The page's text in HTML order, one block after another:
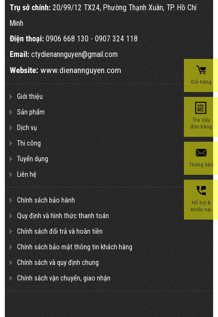
Trụ sở chính: 20/99/12 TX24, Phường Thạnh Xuân, TP. Hồ Chí
Minh
Điện thoại: 0906 668 130 - 0907 324 118
Email: ctydienannguyen@gmail.com
Website: www.dienannguyen.com
Giới thiệu
Sản phẩm
Dịch vụ
Thi công
Tuyển dụng
Liên hệ
Chính sách bảo hành
Quy định và hình thức thanh toán
Chính sách đổi trả và hoàn tiền
Chính sách bảo mật thông tin khách hàng
Chính sách và quy định chung
Chính sách vận chuyển, giao nhận
Giỏ hàng
Tra cứu
đơn hàng
Thông báo
Hỗ trợ &
khiếu nại